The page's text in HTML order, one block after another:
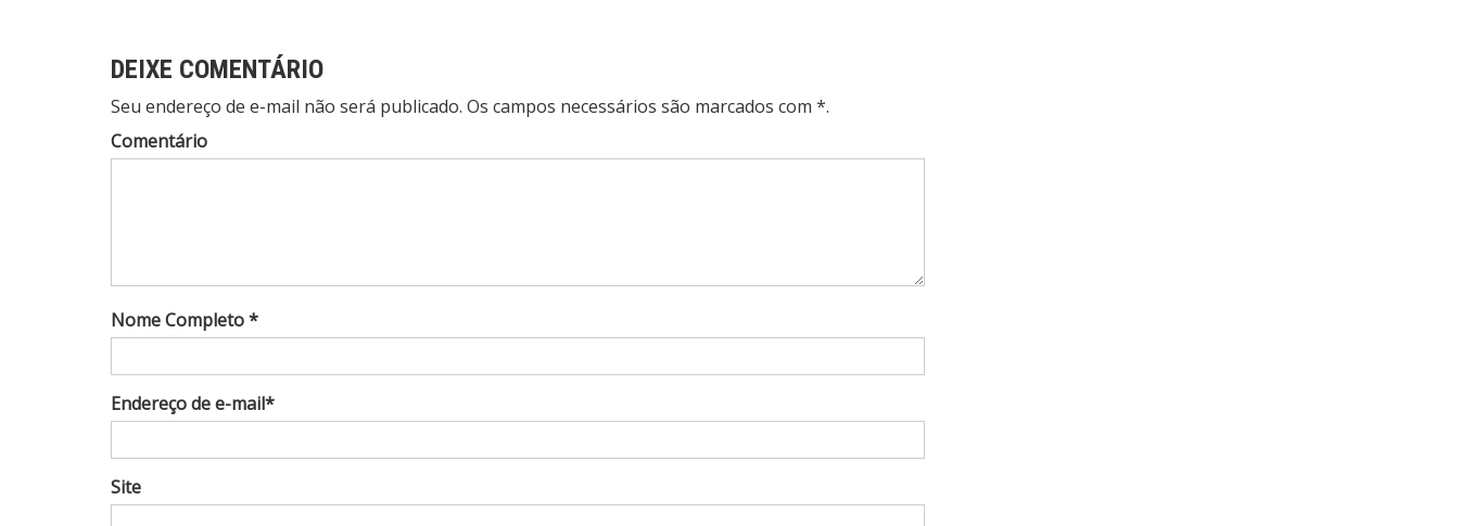
DEIXE COMENTÁRIO
Seu endereço de e-mail não será publicado. Os campos necessários são marcados com *.
Comentário
Nome Completo *
Endereço de e-mail*
Site